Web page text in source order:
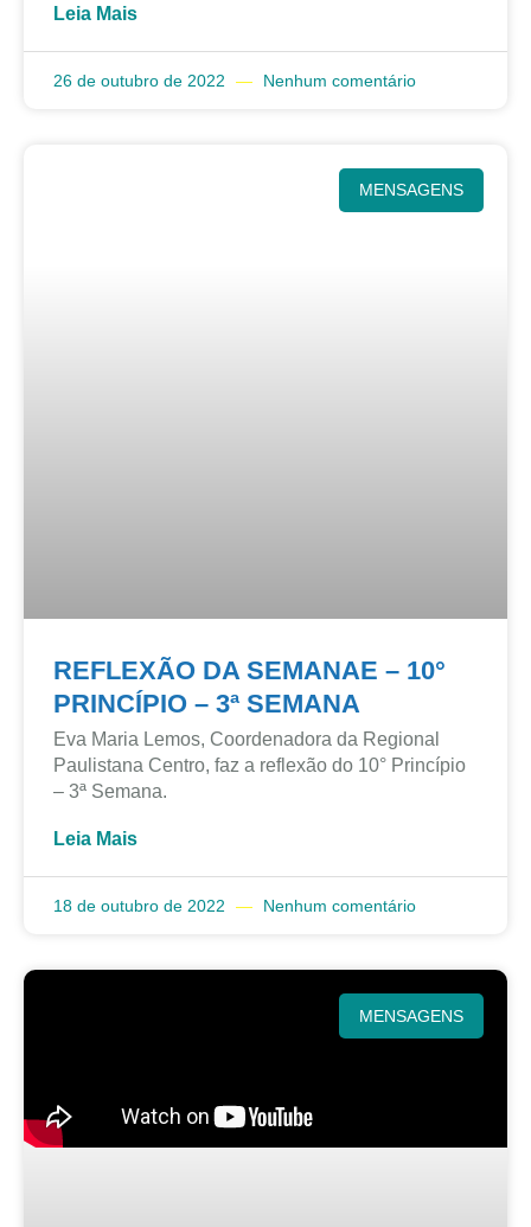
Leia Mais
26 de outubro de 2022 Nenhum comentário
MENSAGENS
REFLEXÃO DA SEMANAE – 10°
PRINCÍPIO – 3ª SEMANA
Eva Maria Lemos, Coordenadora da Regional
Paulistana Centro, faz a reflexão do 10° Princípio
– 3ª Semana.
Leia Mais
18 de outubro de 2022 Nenhum comentário
MENSAGENS